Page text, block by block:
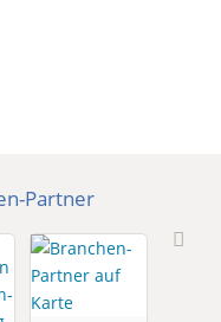
Partner